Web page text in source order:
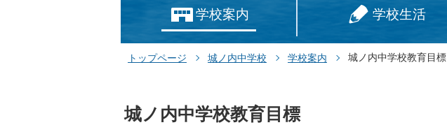
学校案内 学校生活
トップページ 城ノ内中学校 学校案内 城ノ内中学校教育目標
城ノ内中学校教育目標